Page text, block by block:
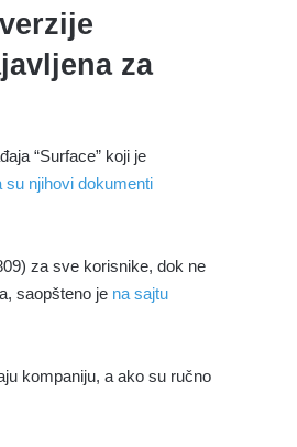
za
“Surface” koji je
su njihovi dokumenti
za sve korisnike, dok ne
saopšteno je na sajtu
kompaniju, a ako su ručno